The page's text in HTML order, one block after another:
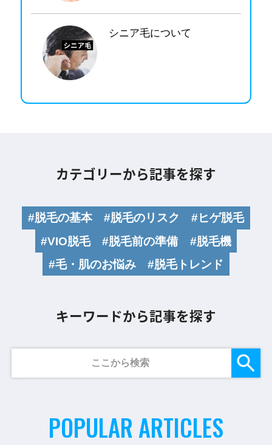
シニア毛について
カテゴリーから記事を探す
#脱毛の基本 #脱毛のリスク
#ヒゲ脱毛
#VIO脱毛
#脱毛前の準備
#脱毛機
#毛・肌のお悩み
#脱毛トレンド
キーワードから記事を探す
POPULAR ARTICLES